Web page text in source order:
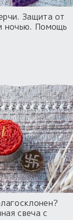
Защита от
ночью. Помощь
свеча с